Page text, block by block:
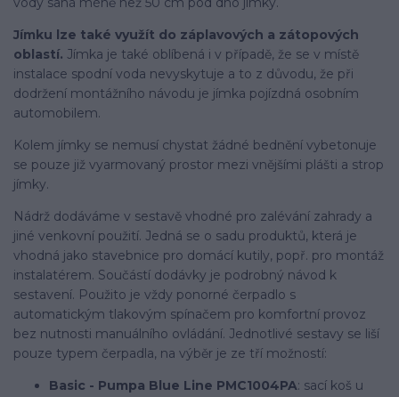
Jímku lze také využít do záplavových a zátopových
oblastí. Jímka je také oblíbená i v případě, že se v místě
instalace spodní voda nevyskytuje a to z důvodu, že při
dodržení montážního návodu je jímka pojízdná osobním
automobilem.
Kolem jímky se nemusí chystat žádné bednění vybetonuje
se pouze již vyarmovaný prostor mezi vnějšími plášti a strop
jímky.
Nádrž dodáváme v sestavě vhodné pro zalévání zahrady a
jiné venkovní použití. Jedná se o sadu produktů, která je
vhodná jako stavebnice pro domácí kutily, popř. pro montáž
instalatérem. Součástí dodávky je podrobný návod k
sestavení. Použito je vždy ponorné čerpadlo s
automatickým tlakovým spínačem pro komfortní provoz
bez nutnosti manuálního ovládání. Jednotlivé sestavy se liší
pouze typem čerpadla, na výběr je ze tří možností:
Basic - Pumpa Blue Line PMC1004PA: sací koš u